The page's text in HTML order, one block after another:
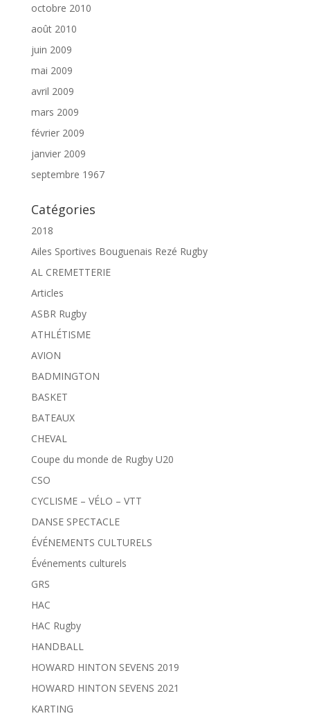
octobre 2010
août 2010
juin 2009
mai 2009
avril 2009
mars 2009
février 2009
janvier 2009
septembre 1967
Catégories
2018
Ailes Sportives Bouguenais Rezé Rugby
AL CREMETTERIE
Articles
ASBR Rugby
ATHLÉTISME
AVION
BADMINGTON
BASKET
BATEAUX
CHEVAL
Coupe du monde de Rugby U20
CSO
CYCLISME – VÉLO – VTT
DANSE SPECTACLE
ÉVÉNEMENTS CULTURELS
Événements culturels
GRS
HAC
HAC Rugby
HANDBALL
HOWARD HINTON SEVENS 2019
HOWARD HINTON SEVENS 2021
KARTING